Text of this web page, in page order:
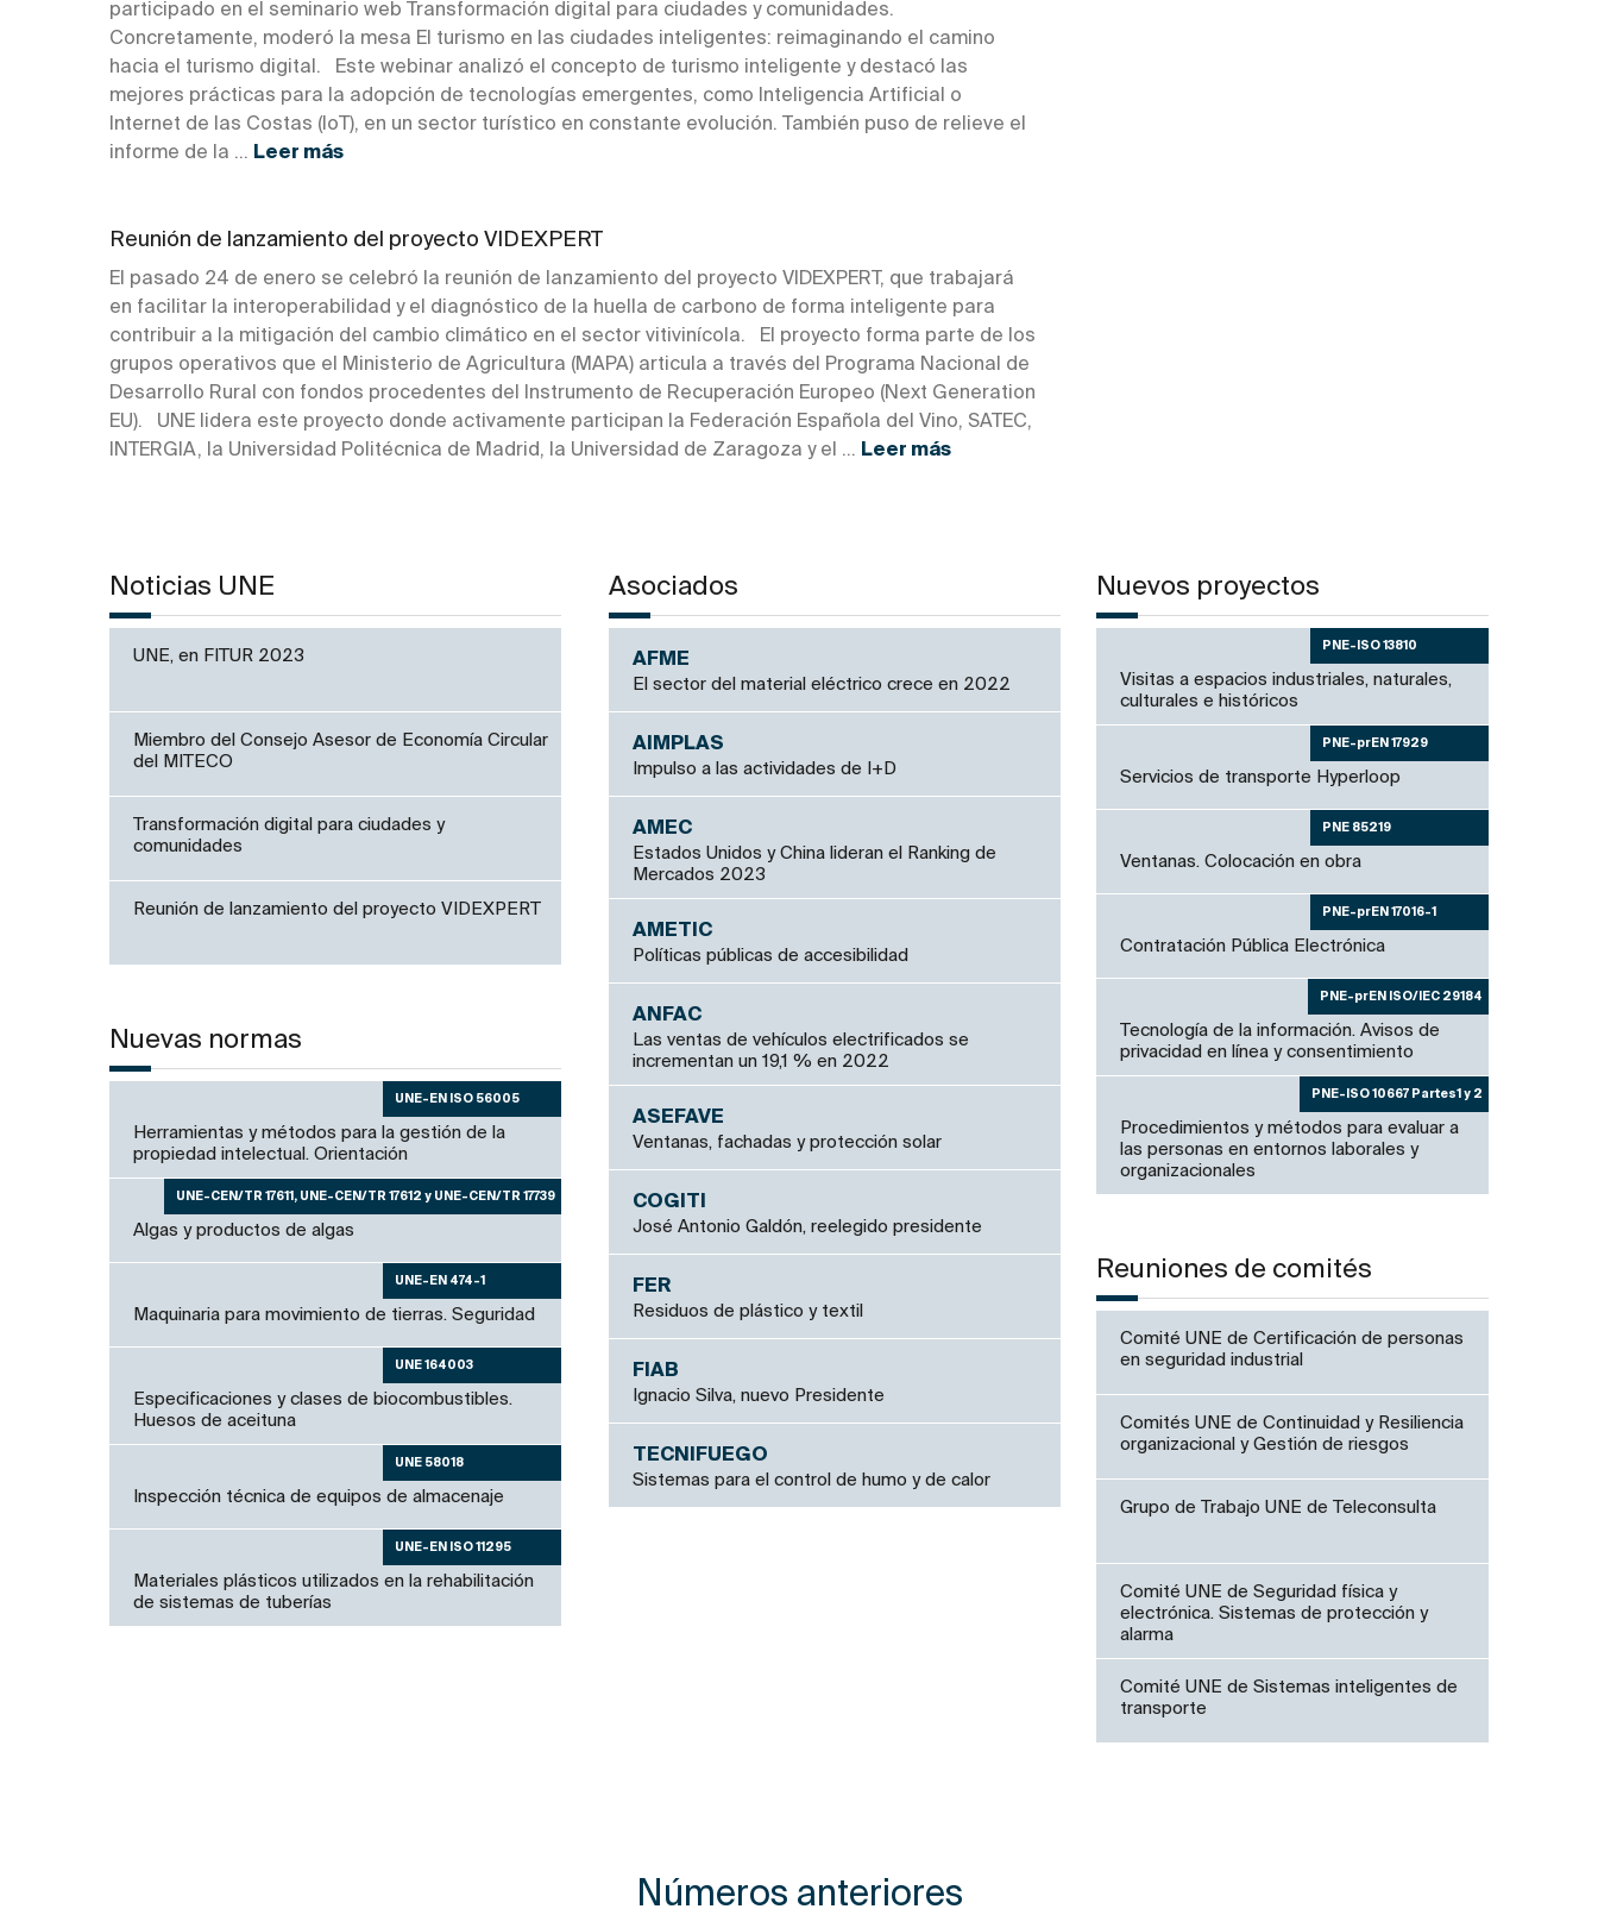
participado en el seminario web Transformación digital para ciudades y comunidades.
Concretamente, moderó la mesa El turismo en las ciudades inteligentes: reimaginando el camino
hacia el turismo digital. Este webinar analizó el concepto de turismo inteligente y destacó las
mejores prácticas para la adopción de tecnologías emergentes, como Inteligencia Artificial o
Internet de las Costas (IoT), en un sector turístico en constante evolución. También puso de relieve el
informe de la ... Leer más
Reunión de lanzamiento del proyecto VIDEXPERT
El pasado 24 de enero se celebró la reunión de lanzamiento del proyecto VIDEXPERT, que trabajará
en facilitar la interoperabilidad y el diagnóstico de la huella de carbono de forma inteligente para
contribuir a la mitigación del cambio climático en el sector vitivinícola. El proyecto forma parte de los
grupos operativos que el Ministerio de Agricultura (MAPA) articula a través del Programa Nacional de
Desarrollo Rural con fondos procedentes del Instrumento de Recuperación Europeo (Next Generation
EU). UNE lidera este proyecto donde activamente participan la Federación Española del Vino, SATEC,
INTERGIA, la Universidad Politécnica de Madrid, la Universidad de Zaragoza y el ... Leer más
Nuevos proyectos
PNE-ISO 13810
Visitas a espacios industriales, naturales,
culturales e históricos
PNE-prEN 17929
Servicios de transporte Hyperloop
PNE 85219
Ventanas. Colocación en obra
PNE-prEN 17016-1
Contratación Pública Electrónica
PNE-prEN ISO/IEC 29184
Tecnología de la información. Avisos de
privacidad en línea y consentimiento
PNE-ISO 10667 Partes1 y 2
Procedimientos y métodos para evaluar a
las personas en entornos laborales y
organizacionales
Reuniones de comités
Comité UNE de Certificación de personas
en seguridad industrial
Comités UNE de Continuidad y Resiliencia
organizacional y Gestión de riesgos
Grupo de Trabajo UNE de Teleconsulta
Comité UNE de Seguridad física y
electrónica. Sistemas de protección y
alarma
Comité UNE de Sistemas inteligentes de
transporte
Noticias UNE
UNE, en FITUR 2023
Miembro del Consejo Asesor de Economía Circular
del MITECO
Transformación digital para ciudades y
comunidades
Reunión de lanzamiento del proyecto VIDEXPERT
Nuevas normas
UNE-EN ISO 56005
Herramientas y métodos para la gestión de la
propiedad intelectual. Orientación
UNE-CEN/TR 17611, UNE-CEN/TR 17612 y UNE-CEN/TR 17739
Algas y productos de algas
UNE-EN 474-1
Maquinaria para movimiento de tierras. Seguridad
UNE 164003
Especificaciones y clases de biocombustibles.
Huesos de aceituna
UNE 58018
Inspección técnica de equipos de almacenaje
UNE-EN ISO 11295
Materiales plásticos utilizados en la rehabilitación
de sistemas de tuberías
Asociados
AFME
El sector del material eléctrico crece en 2022
AIMPLAS
Impulso a las actividades de I+D
AMEC
Estados Unidos y China lideran el Ranking de
Mercados 2023
AMETIC
Políticas públicas de accesibilidad
ANFAC
Las ventas de vehículos electrificados se
incrementan un 19,1 % en 2022
ASEFAVE
Ventanas, fachadas y protección solar
COGITI
José Antonio Galdón, reelegido presidente
FER
Residuos de plástico y textil
FIAB
Ignacio Silva, nuevo Presidente
TECNIFUEGO
Sistemas para el control de humo y de calor
Números anteriores